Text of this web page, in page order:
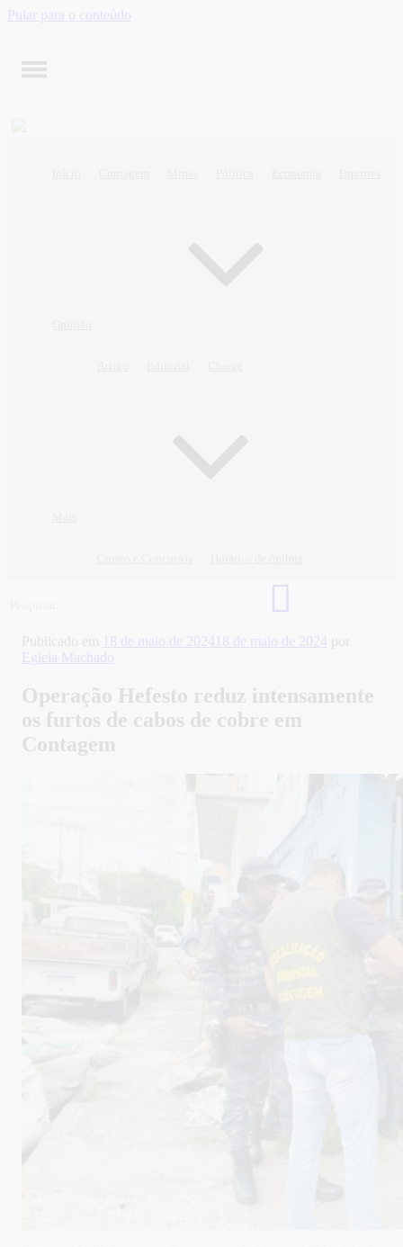
Pular para o conteúdo
Publicado em 18 de maio de 2024 18 de maio de 2024 por
Egleia Machado
Operação Hefesto reduz intensamente
os furtos de cabos de cobre em
Contagem